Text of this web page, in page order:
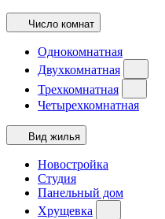
Число комнат
Однокомнатная
Двухкомнатная
Трехкомнатная
Четырехкомнатная
Вид жилья
Новостройка
Студия
Панельный дом
Хрущевка